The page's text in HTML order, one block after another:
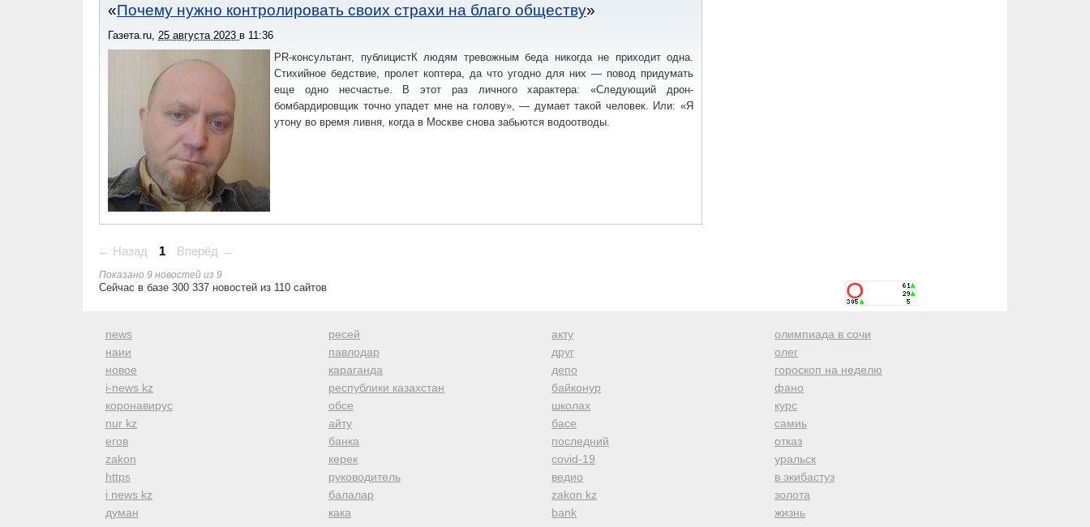
Почему нужно контролировать своих страхи на благо обществу
Газета.ru 25 августа 2023 в 11:36
PR-консультант, публицистК людям тревожным беда никогда не приходит одна.
Стихийное бедствие, пролет коптера, да что угодно для них — повод придумать
еще одно несчастье. В этот раз личного характера: «Следующий дрон-
бомбардировщик точно упадет мне на голову», — думает такой человек. Или: «Я
утону во время ливня, когда в Москве снова забьются водоотводы.
← Назад 1 Вперёд →
Показано 9 новостей из 9
Сейчас в базе 300 337 новостей из 110 сайтов
news
наии
новое
i-news kz
коронавирус
nur kz
егов
zakon
https
i news kz
думан
ресей
павлодар
караганда
республики казахстан
обсе
айту
банка
керек
руководитель
балалар
кака
акту
друг
депо
байконур
школах
басе
последний
covid-19
ведио
zakon kz
bank
олимпиада в сочи
олег
гороскоп на неделю
фано
курс
самиь
отказ
уральск
в экибастуз
золота
жизнь